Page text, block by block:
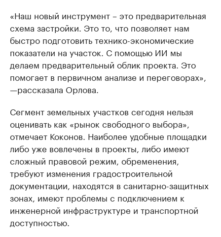
«Наш новый инструмент – это предварительная
схема застройки. Это то, что позволяет нам
быстро подготовить технико-экономические
показатели на участок. С помощью ИИ мы
делаем предварительный облик проекта. Это
помогает в первичном анализе и переговорах»,
—рассказала Орлова.
Сегмент земельных участков сегодня нельзя
оценивать как «рынок свободного выбора»,
отмечает Коконов. Наиболее удобные площадки
либо уже вовлечены в проекты, либо имеют
сложный правовой режим, обременения,
требуют изменения градостроительной
документации, находятся в санитарно-защитных
зонах, имеют проблемы с подключением к
инженерной инфраструктуре и транспортной
доступностью.